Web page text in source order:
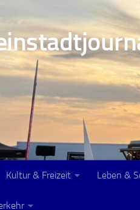
Kultur & Freizeit Leben &